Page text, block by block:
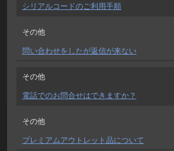
シリアルコードのご利用手順
その他
問い合わせをしたが返信が来ない
その他
電話でのお問合せはできますか？
その他
プレミアムアウトレット品について